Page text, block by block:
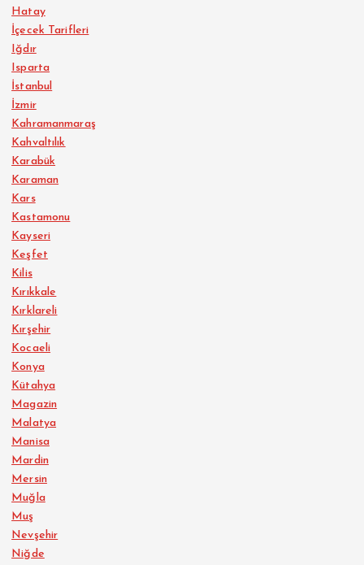
Hatay
İçecek Tarifleri
Iğdır
Isparta
İstanbul
İzmir
Kahramanmaraş
Kahvaltılık
Karabük
Karaman
Kars
Kastamonu
Kayseri
Keşfet
Kilis
Kırıkkale
Kırklareli
Kırşehir
Kocaeli
Konya
Kütahya
Magazin
Malatya
Manisa
Mardin
Mersin
Muğla
Muş
Nevşehir
Niğde